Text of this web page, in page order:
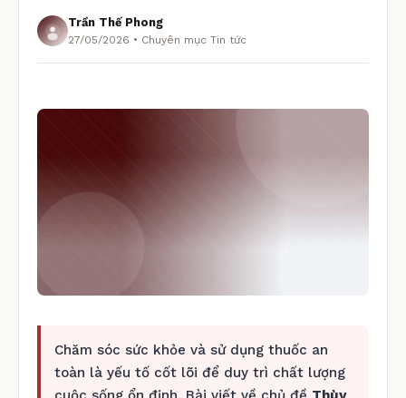
Trần Thế Phong
27/05/2026 • Chuyên mục Tin tức
Chăm sóc sức khỏe và sử dụng thuốc an
toàn là yếu tố cốt lõi để duy trì chất lượng